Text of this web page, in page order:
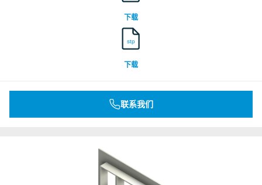
下载
stp
下载
联系我们